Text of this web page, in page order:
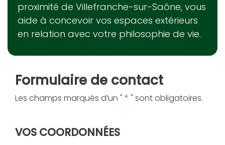
proximité de Villefranche-sur-Saône, vous
aide à concevoir vos espaces extérieurs
en relation avec votre philosophie de vie.
Formulaire de contact
Les champs marqués d’un " * " sont obligatoires.
VOS COORDONNÉES